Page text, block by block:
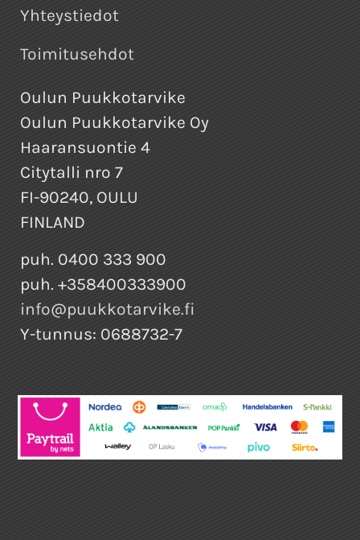
Yhteystiedot
Toimitusehdot
Oulun Puukkotarvike
Oulun Puukkotarvike Oy
Haaransuontie 4
Citytalli nro 7
FI-90240, OULU
FINLAND
puh. 0400 333 900
puh. +358400333900
info@puukkotarvike.fi
Y-tunnus: 0688732-7